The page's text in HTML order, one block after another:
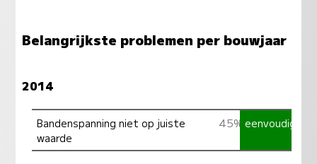
Belangrijkste problemen per bouwjaar
2014
Bandenspanning niet op juiste
waarde
45% eenvoudig